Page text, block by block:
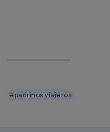
#padrinos viajeros